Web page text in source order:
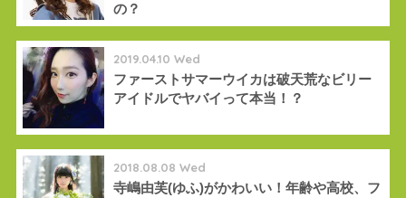
の？
2019.04.10 Wed
ファーストサマーウイカは破天荒なビリー
アイドルでヤバイって本当！？
2018.08.08 Wed
寺嶋由芙(ゆふ)がかわいい！年齢や高校、フ